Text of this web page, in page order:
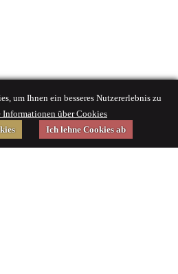
um Ihnen ein besseres Nutzererlebnis zu
Informationen über Cookies
Ich lehne Cookies ab